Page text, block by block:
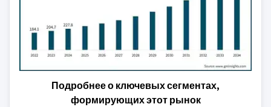
Подробнее о ключевых сегментах,
формирующих этот рынок